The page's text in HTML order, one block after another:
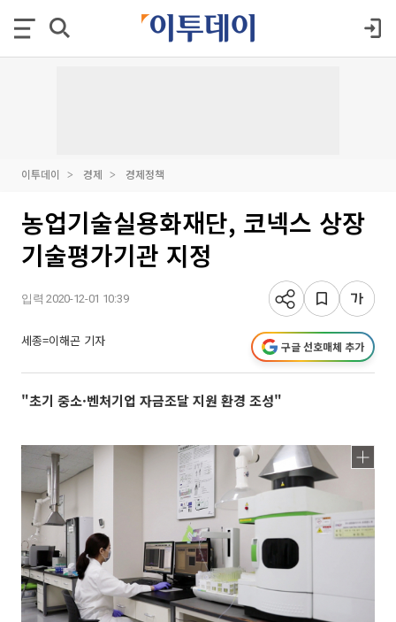
이투데이 경제 경제정책
농업기술실용화재단, 코넥스 상장
기술평가기관 지정
입력 2020-12-01 10:39
세종=이해곤 기자 구글 선호매체 추가
"초기 중소·벤처기업 자금조달 지원 환경 조성"